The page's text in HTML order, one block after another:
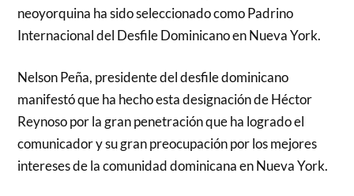
neoyorquina ha sido seleccionado como Padrino
Internacional del Desfile Dominicano en Nueva York.
Nelson Peña, presidente del desfile dominicano
manifestó que ha hecho esta designación de Héctor
Reynoso por la gran penetración que ha logrado el
comunicador y su gran preocupación por los mejores
intereses de la comunidad dominicana en Nueva York.